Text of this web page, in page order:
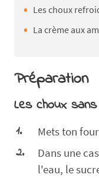
Les choux
La crème aux
Préparation
Les choux
Mets ton
Dans une
l'eau, le